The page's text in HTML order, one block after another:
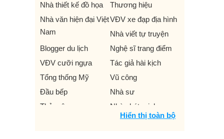
Nhà thiết kế đồ họa
Thương hiệu
Nhà văn hiện đại Việt
Nam
VĐV xe đạp địa hình
Nhà viết tự truyện
Blogger du lịch
Nghệ sĩ trang điểm
VĐV cưỡi ngựa
Tác giả hài kịch
Tổng thống Mỹ
Vũ công
Đầu bếp
Nhà sư
Thủ môn
Nhà phát minh
Nhà kinh tế học
Hiển thị toàn bộ